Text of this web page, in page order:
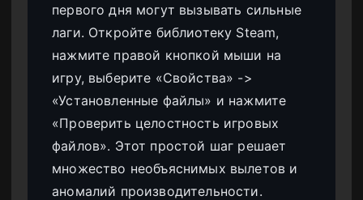
первого дня могут вызывать сильные
лаги. Откройте библиотеку Steam,
нажмите правой кнопкой мыши на
игру, выберите «Свойства» ->
«Установленные файлы» и нажмите
«Проверить целостность игровых
файлов». Этот простой шаг решает
множество необъяснимых вылетов и
аномалий производительности.